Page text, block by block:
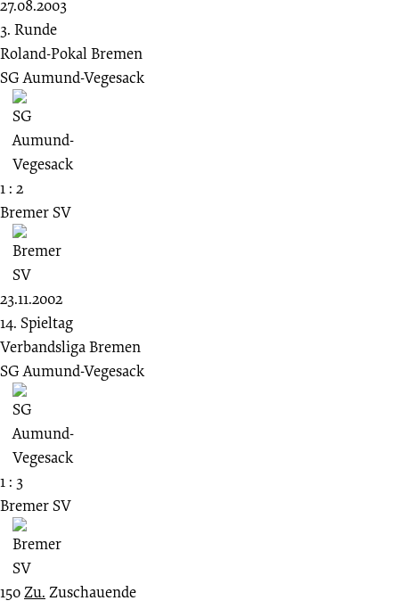
27.08.2003
3. Runde
Roland-Pokal Bremen
SG Aumund-Vegesack
1 : 2
Bremer SV
23.11.2002
14. Spieltag
Verbandsliga Bremen
SG Aumund-Vegesack
1 : 3
Bremer SV
150Zu. Zuschauende